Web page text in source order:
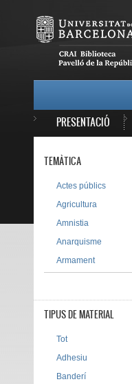
PRESENTACIÓ
TEMÀTICA
Actes públics
Agricultura
Amnistia
Anarquisme
Armament
TIPUS DE MATERIAL
Tot
Adhesiu
Banderí